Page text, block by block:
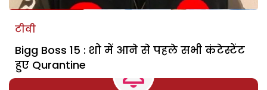
टीवी
Bigg Boss 15 : शो में आने से पहले सभी कंटेस्टेंट
हुए Qurantine